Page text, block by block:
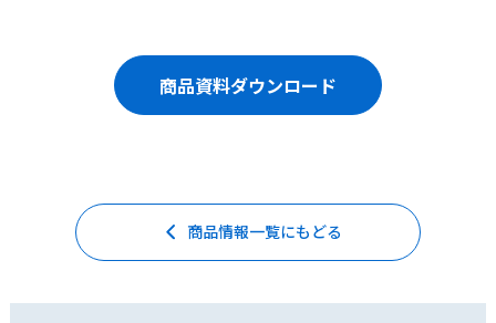
商品資料ダウンロード
商品情報一覧にもどる